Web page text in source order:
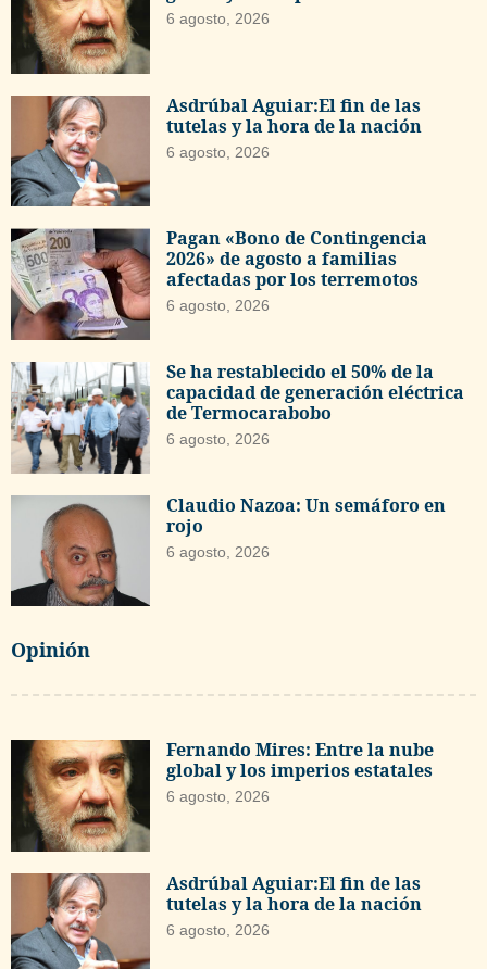
6 agosto, 2026
Asdrúbal Aguiar:El fin de las
tutelas y la hora de la nación
6 agosto, 2026
Pagan «Bono de Contingencia
2026» de agosto a familias
afectadas por los terremotos
6 agosto, 2026
Se ha restablecido el 50% de la
capacidad de generación eléctrica
de Termocarabobo
6 agosto, 2026
Claudio Nazoa: Un semáforo en
rojo
6 agosto, 2026
Opinión
Fernando Mires: Entre la nube
global y los imperios estatales
6 agosto, 2026
Asdrúbal Aguiar:El fin de las
tutelas y la hora de la nación
6 agosto, 2026